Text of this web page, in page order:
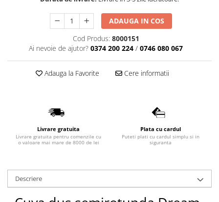
Lavoare freestanding
Lavoare sub blat
Lavoare pe mobilier
Lavoare incastrabile
Bideuri stative
Bideuri suspendate
Vase WC
Vase WC suspendate
WC pentru persoane cu dizabilitati
Capace
ADAUGA IN COS
Cod Produs: 8000151
Ai nevoie de ajutor? 0374 200 224 / 0746 080 067
Adauga la Favorite Cere informatii
Livrare gratuita
Livrare gratuita pentru comenzile cu
o valoare mai mare de 8000 de lei
Plata cu cardul
Puteti plati cu cardul simplu si in
siguranta
Descriere